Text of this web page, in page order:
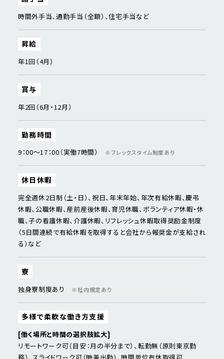
時間外手当、通勤手当（全額）、住宅手当など
昇給
年1回（4月）
賞与
年2回（6月・12月）
勤務時間
9：00～17：00（実働7時間） ※フレックスタイム制度あり
休日休暇
完全週休2日制（土・日）、祝日、年末年始、年次有給休暇、慶弔
休暇、公職休暇、産前産後休暇、育児休職、ボランティア休暇・休
職、子の看護休暇、介護休暇、リフレッシュ休暇取得奨励金制度
（5日間連続で有給休暇を取得すると会社から報奨金が支給され
る）など
寮
独身寮制度あり ※社内規定あり
多様で柔軟な働き方支援
[働く場所と時間の選択肢拡大]
リモートワーク可（目安：月の半分まで）、転勤無（原則東京勤